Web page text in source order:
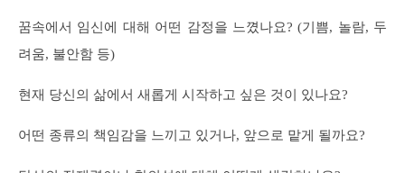
꿈속에서 임신에 대해 어떤 감정을 느꼈나요? (기쁨, 놀람, 두
려움, 불안함 등)
현재 당신의 삶에서 새롭게 시작하고 싶은 것이 있나요?
어떤 종류의 책임감을 느끼고 있거나, 앞으로 맡게 될까요?